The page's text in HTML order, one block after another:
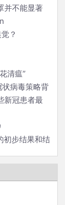
并不能显著
？
清瘟”
状病毒策略背
新冠患者最
初步结果和结